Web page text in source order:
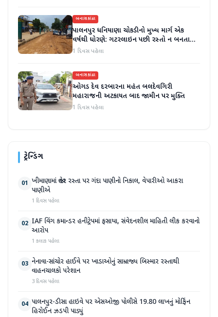
બનાસકાંઠા
પાલનપુર ધનિયાણા ચોકડીનો મુખ્ય માર્ગ એક
વર્ષથી ધોરણે: ગટરલાઇન પછી રસ્તો ન બનતા
હાલાકી
1 દિવસ પહેલા
બનાસકાંઠા
ઓગડ દેવ દરબારના મહંત બલદેવગિરી
મહારાજની અટકાયત બાદ જામીન પર મુક્તિ
1 દિવસ પહેલા
ટ્રેન્ડિંગ
01 ખીમાણામાં જાહેર રસ્તા પર ગંદા પાણીનો નિકાલ, વેપારીઓ આકરા
પાણીએ
1 દિવસ પહેલા
02 IAF વિંગ કમાન્ડર હનીટ્રેપમાં ફસાયા, સંવેદનશીલ માહિતી લીક કરવાનો
આરોપ
1 કલાક પહેલા
03 નેનાવા-સાંચોર હાઈવે પર ખાડાઓનું સામ્રાજ્ય બિસ્માર રસ્તાથી
વાહનચાલકો પરેશાન
3 દિવસ પહેલા
04 પાલનપુર-ડીસા હાઇવે પર એસઓજી પોલીસે 19.80 લાખનું મોર્ફિન
હિરોઈન ઝડપી પાડ્યું